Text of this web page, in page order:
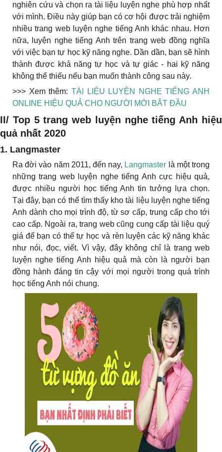
nghiên cứu và chọn ra tài liệu luyện nghe phù hợp nhất
với mình. Điều này giúp bạn có cơ hội được trải nghiệm
nhiều trang web luyện nghe tiếng Anh khác nhau. Hơn
nữa, luyện nghe tiếng Anh trên trang web đồng nghĩa
với việc bạn tự học kỹ năng nghe. Dần dần, bạn sẽ hình
thành được khả năng tự học và tự giác - hai kỹ năng
không thể thiếu nếu bạn muốn thành công sau này.
>>> Xem thêm: TÀI LIỆU LUYỆN NGHE TIẾNG ANH
ONLINE HIỆU QUẢ CHO NGƯỜI MỚI BẮT ĐẦU
II/ Top 5 trang web luyện nghe tiếng Anh hiệu
quả nhất 2020
1. Langmaster
Ra đời vào năm 2011, đến nay, Langmaster là một trong
những trang web luyện nghe tiếng Anh cực hiệu quả,
được nhiều người học tiếng Anh tin tưởng lựa chọn.
Tại đây, bạn có thể tìm thấy kho tài liệu luyện nghe tiếng
Anh dành cho mọi trình độ, từ sơ cấp, trung cấp cho tới
cao cấp. Ngoài ra, trang web cũng cung cấp tài liệu quý
giá để bạn có thể tự học và rèn luyện các kỹ năng khác
như nói, đọc, viết. Vì vậy, đây không chỉ là trang web
luyện nghe tiếng Anh hiệu quả mà còn là người bạn
đồng hành đáng tin cậy với mọi người trong quá trình
học tiếng Anh nói chung.